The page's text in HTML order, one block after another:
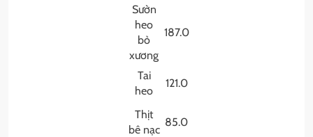
Sườn
heo
bỏ
xương
187.0
Tai
heo
121.0
Thịt
bê nạc
85.0